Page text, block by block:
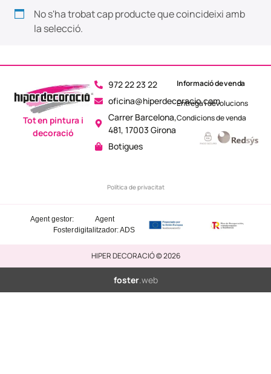
No s'ha trobat cap producte que coincideixi amb
la selecció.
972 22 23 22
oficina@hiperdecoracio.com
Carrer Barcelona,
481, 17003 Girona
Botigues
Política de privacitat
Tot en pintura i
decoració
Informació de venda
Entrega i devolucions
Condicions de venda
Agent
digitalitzador: ADS
Agent gestor:
Foster
HIPER DECORACIÓ © 2026
foster.web